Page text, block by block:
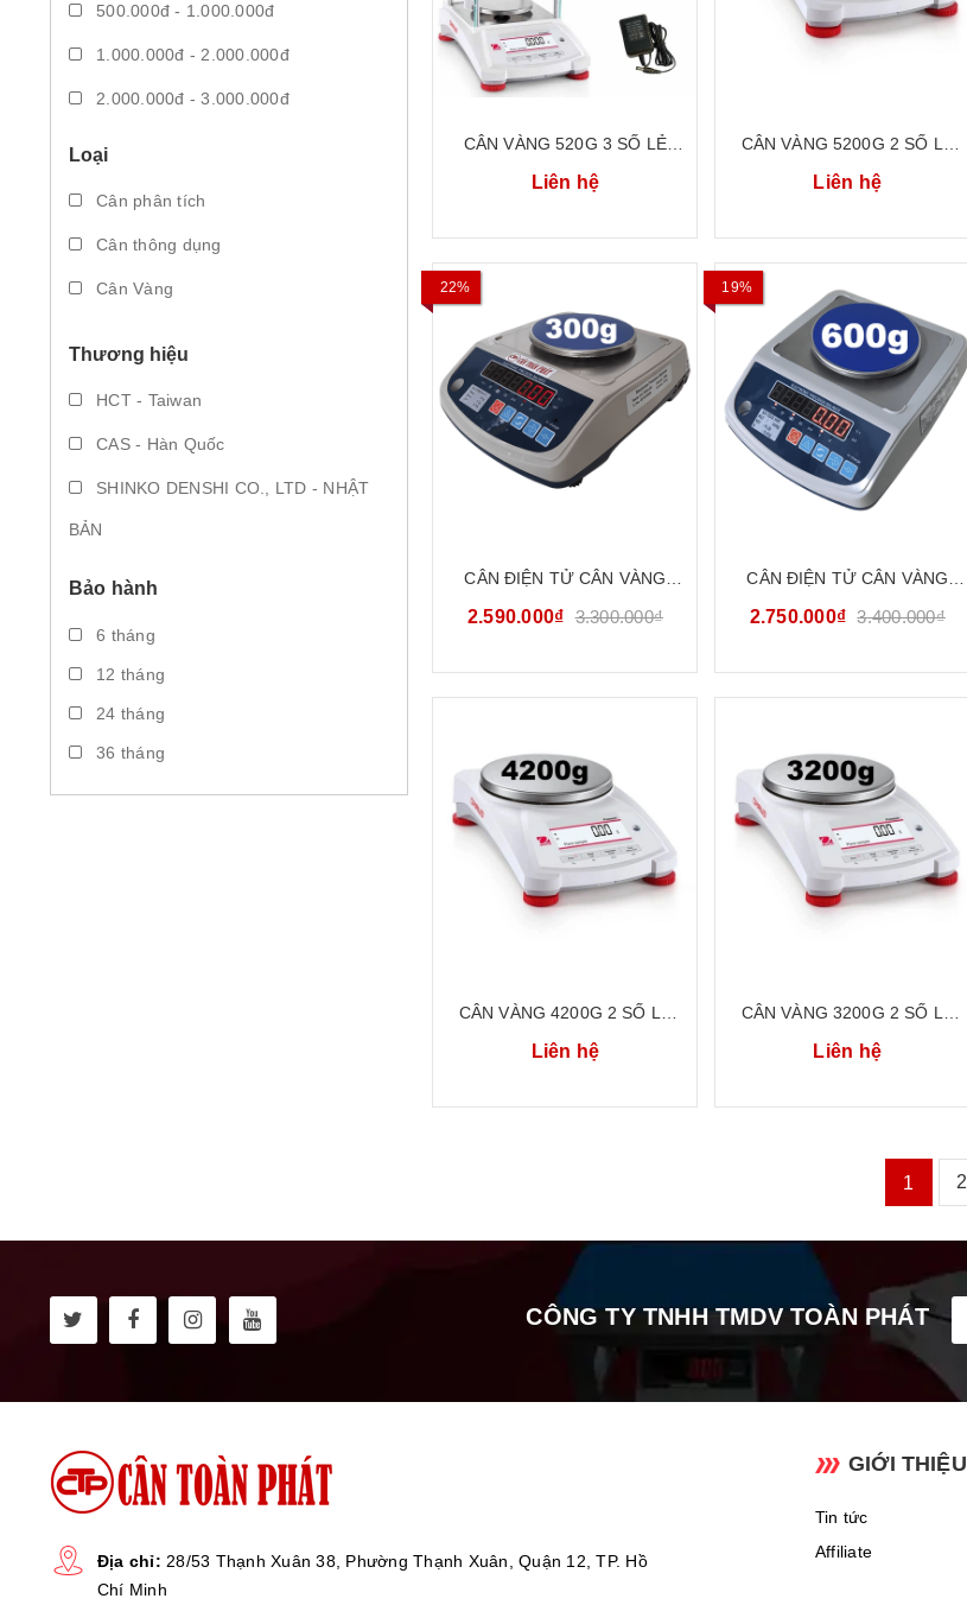
CÂN VÀNG 520G 3 SỐ LẺ
CÂN PHÂN TÍCH PHÒNG THÍ
NGHIỆM OHAUS PX523E
Liên hệ
CÂN VÀNG 5200G 2 SỐ LẺ
CÂN ĐIỆN TỬ TIỂU LY CÂN
KỸ THUẬT OHAUS PX5202E
Liên hệ
22%
CÂN ĐIỆN TỬ CÂN VÀNG
2.590.000₫ 3.300.000₫
19%
CÂN ĐIỆN TỬ CÂN VÀNG
2.750.000₫ 3.400.000₫
CÂN VÀNG 4200G 2 SỐ LẺ
CÂN ĐIỆN TỬ TIỂU LY CÂN
KỸ THUẬT OHAUS PX4202E
Liên hệ
CÂN VÀNG 3200G 2 SỐ LẺ
CÂN ĐIỆN TỬ TIỂU LY CÂN
KỸ THUẬT OHAUS PX3202E
Liên hệ
1 2
500.000đ - 1.000.000đ
1.000.000đ - 2.000.000đ
2.000.000đ - 3.000.000đ
Loại
Cân phân tích
Cân thông dụng
Cân Vàng
Thương hiệu
HCT - Taiwan
CAS - Hàn Quốc
SHINKO DENSHI CO., LTD - NHẬT
BẢN
VMC - MỸ
Kendy - Taiwan
Bảo hành
6 tháng
12 tháng
24 tháng
36 tháng
CÔNG TY TNHH TMDV TOÀN PHÁT
Địa chỉ: 28/53 Thạnh Xuân 38, Phường Thạnh Xuân, Quận 12, TP. Hồ
Chí Minh
GIỚI THIỆU
Tin tức
Affiliate